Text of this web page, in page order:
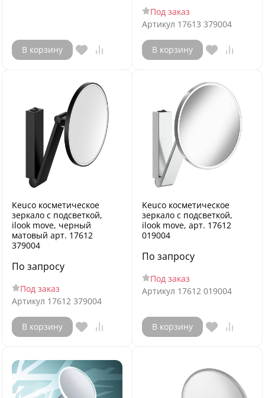
В корзину
Под заказ
Артикул 17613 379004
В корзину
Keuco косметическое
зеркало с подсветкой,
ilook move, черный
матовый арт. 17612
379004
По запросу
Под заказ
Артикул 17612 379004
В корзину
Keuco косметическое
зеркало с подсветкой,
ilook move, арт. 17612
019004
По запросу
Под заказ
Артикул 17612 019004
В корзину